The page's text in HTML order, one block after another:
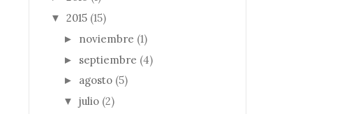
▼ 2015 (15)
► noviembre (1)
► septiembre (4)
► agosto (5)
▼ julio (2)